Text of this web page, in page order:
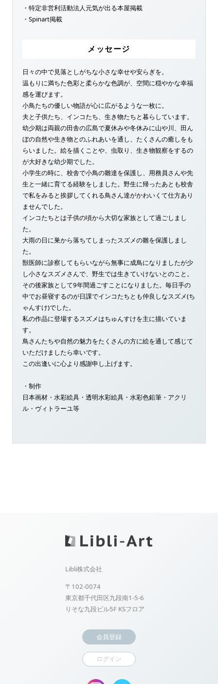
・特定非営利活動法人元気が出る本屋掲載
・Spinart掲載
メッセージ
日々の中で見落としがちな小さな幸せや安らぎを。
温もりに満ちた色彩と柔らかな色調が、空間に穏やかな幸福
感を運びます。
小鳥たちの優しい物語が心に広がるような一枚に。
夫と子供たち、インコたち、生き物たちと暮らしています。
幼少期は両親の田舎の広島で夏休みや冬休みに山や川、田ん
ぼの自然や生き物とのふれあいを通し、たくさんの癒しをも
らいました。絵を描くことや、虫取り、生き物観察をするの
が大好きな幼少期でした。
小学生の時に、校舎で小鳥の雛達を保護し、用務員さんや先
生と一緒に育てる経験をしました。野生に帰ったあとも校舎
で私をみると挨拶してくれる鳥さん達がかわいくて仕方あり
ませんでした。
インコたちとは子供の頃から大切な家族として過ごしまし
た。
大雨の日に巣から落ちてしまったスズメの雛を保護しまし
た。
獣医師に診察してもらいながら無事に成鳥になりましたが少
し小さなスズメさんで、野生では生きていけないとのこと。
その後家族として9年間過ごすことになりました。毎日手の
中でお昼寝するのが日課でインコたちとも仲良しなスズメ(ち
ゃんすけ)でした。
私の作品に登場するスズメはちゅんすけを主に描いていま
す。
鳥さんたちや自然の魅力をたくさんの方に絵を通して感じて
いただけましたら幸いです。
この出逢いに心より感謝申し上げます。
・制作
日本画材・水彩絵具・透明水彩絵具・水彩色鉛筆・アクリ
ル・ヴィトラーユ等
Libli株式会社
〒102-0074
東京都千代田区九段南1-5-6
りそな九段ビル5F KSフロア
会員登録
ログイン